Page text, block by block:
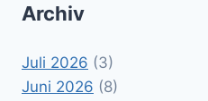
Archiv
Juli 2026 (3)
Juni 2026 (8)